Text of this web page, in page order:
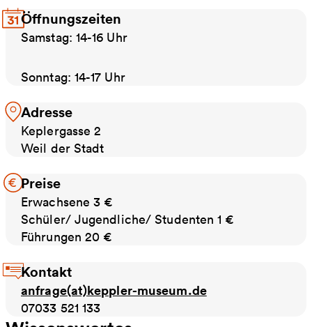
Öffnungszeiten
Samstag: 14-16 Uhr
Sonntag: 14-17 Uhr
Adresse
Keplergasse 2
Weil der Stadt
Preise
Erwachsene 3 €
Schüler/ Jugendliche/ Studenten 1 €
Führungen 20 €
Kontakt
anfrage(at)keppler-museum.de
07033 521 133